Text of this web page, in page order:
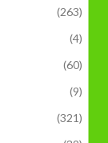
(263)
(4)
(60)
(9)
(321)